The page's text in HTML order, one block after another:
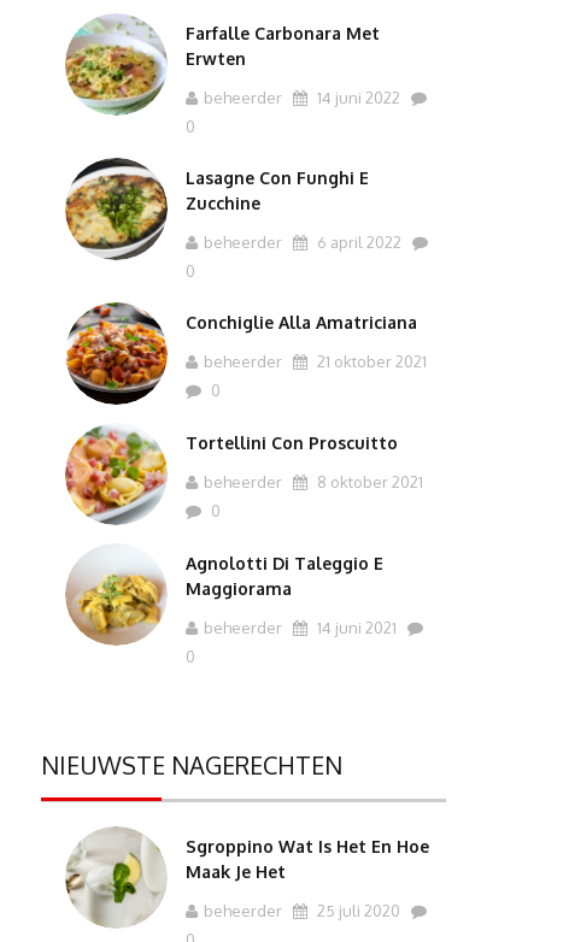
Farfalle Carbonara Met
Erwten
beheerder
14 juni 2022
0
Lasagne Con Funghi E
Zucchine
beheerder
6 april 2022
0
Conchiglie Alla Amatriciana
beheerder
21 oktober 2021
0
Tortellini Con Proscuitto
beheerder
8 oktober 2021
0
Agnolotti Di Taleggio E
Maggiorama
beheerder
14 juni 2021
0
NIEUWSTE NAGERECHTEN
Sgroppino Wat Is Het En Hoe
Maak Je Het
beheerder
25 juli 2020